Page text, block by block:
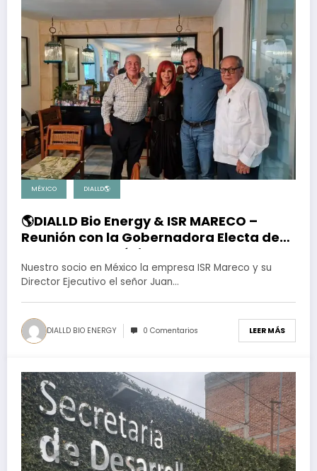
MÉXICO DIALLD🌎
🌎DIALLD Bio Energy & ISR MARECO –
Reunión con la Gobernadora Electa de
Campeche – México
Nuestro socio en México la empresa ISR Mareco y su
Director Ejecutivo el señor Juan…
DIALLD BIO ENERGY 0 Comentarios LEER MÁS